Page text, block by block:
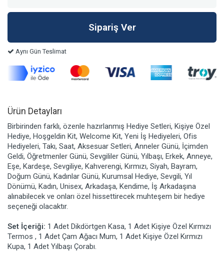
Aynı Gün Teslimat
Ürün Detayları
Birbirinden farklı, özenle hazırlanmış Hediye Setleri, Kişiye Özel
Hediye, Hoşgeldin Kit, Welcome Kit, Yeni İş Hediyeleri, Ofis
Hediyeleri, Takı, Saat, Aksesuar Setleri, Anneler Günü, İçimden
Geldi, Öğretmenler Günü, Sevgililer Günü, Yılbaşı, Erkek, Anneye,
Eşe, Kardeşe, Sevgiliye, Kahverengi, Kırmızı, Siyah, Bayram,
Doğum Günü, Kadınlar Günü, Kurumsal Hediye, Sevgili, Yıl
Dönümü, Kadın, Unisex, Arkadaşa, Kendime, İş Arkadaşına
alınabilecek ve onları özel hissettirecek muhteşem bir hediye
seçeneği olacaktır.
Set İçeriği: 1 Adet Dikdörtgen Kasa, 1 Adet Kişiye Özel Kırmızı
Termos , 1 Adet Çam Ağacı Mum, 1 Adet Kişiye Özel Kırmızı
Kupa, 1 Adet Yılbaşı Çorabı.